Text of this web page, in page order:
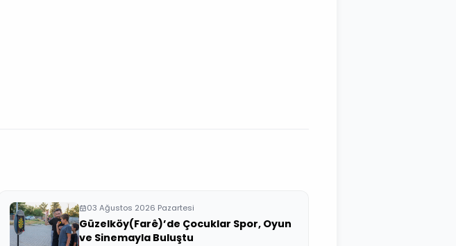
03 Ağustos 2026 Pazartesi
Güzelköy(Farê)’de Çocuklar Spor, Oyun
ve Sinemayla Buluştu